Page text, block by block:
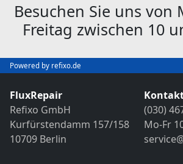
Besuchen Sie uns von
Freitag zwischen 10
Powered by refixo.de
FluxRepair
Refixo GmbH
Kurfürstendamm 157/158
10709 Berlin
(030)
Mo-Fr